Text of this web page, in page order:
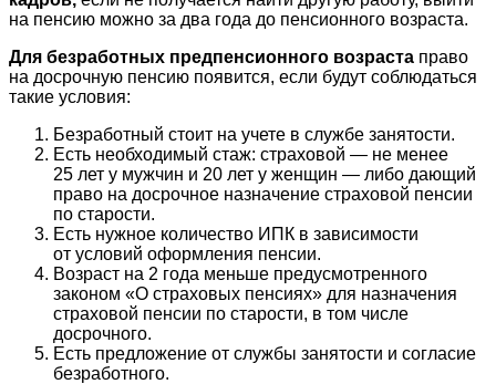
на пенсию можно за два года до пенсионного возраста.
Для безработных предпенсионного возраста право
на досрочную пенсию появится, если будут соблюдаться
такие условия:
Безработный стоит на учете в службе занятости.
Есть необходимый стаж: страховой — не менее
25 лет у мужчин и 20 лет у женщин — либо дающий
право на досрочное назначение страховой пенсии
по старости.
Есть нужное количество ИПК в зависимости
от условий оформления пенсии.
Возраст на 2 года меньше предусмотренного
законом «О страховых пенсиях» для назначения
страховой пенсии по старости, в том числе
досрочного.
Есть предложение от службы занятости и согласие
безработного.